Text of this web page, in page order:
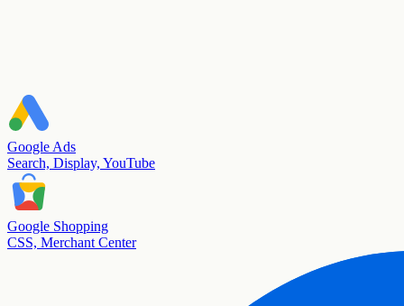
Google Ads
Search, Display, YouTube
Google Shopping
CSS, Merchant Center